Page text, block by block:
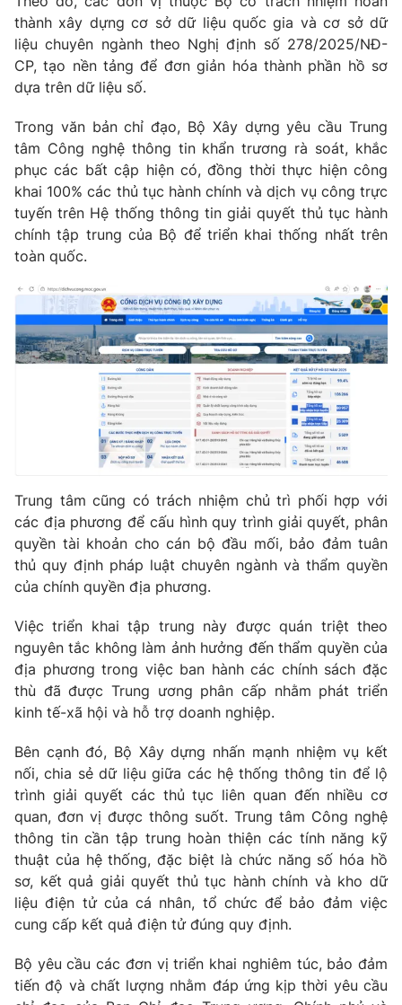
Hitech Công nghệ tương lai
Sản phẩm
Thị trường
Tư vấn
Giao lưu trực tuyến
Lịch phát sóng
Chuyên mục khác
Emagazine Podcast
Photo Infographic
Video
VTV Money VTV Thể thao
VTV Sức khoẻ Bất động sản
Thị trường 24h Tấm lòng Việt
VTV4 Vươn mình bằng AI
VTV9 VTV8
Liên hệ tòa soạn English
THỜI BÁO VTV
Theo dõi báo trên
Cơ quan chủ quản: Đài Truyền hình Việt Nam
Cơ quan báo chí: Thời báo VTV
Giấy phép hoạt động báo in và báo điện tử số 483/GP-BTTTT
cấp ngày 29/12/2023
Tổng Biên tập: Vũ Thanh Thủy
Nguyễn Trọng Ninh
Tổng đài VTV:024.38 355 931 - 024.38 355 932
thành xây dựng cơ sở dữ liệu quốc gia và cơ sở dữ
liệu chuyên ngành theo Nghị định số 278/2025/NĐ-
CP, tạo nền tảng để đơn giản hóa thành phần hồ sơ
dựa trên dữ liệu số.
Trong văn bản chỉ đạo, Bộ Xây dựng yêu cầu Trung
tâm Công nghệ thông tin khẩn trương rà soát, khắc
phục các bất cập hiện có, đồng thời thực hiện công
khai 100% các thủ tục hành chính và dịch vụ công trực
tuyến trên Hệ thống thông tin giải quyết thủ tục hành
chính tập trung của Bộ để triển khai thống nhất trên
toàn quốc.
Trung tâm cũng có trách nhiệm chủ trì phối hợp với
các địa phương để cấu hình quy trình giải quyết, phân
quyền tài khoản cho cán bộ đầu mối, bảo đảm tuân
thủ quy định pháp luật chuyên ngành và thẩm quyền
của chính quyền địa phương.
Việc triển khai tập trung này được quán triệt theo
nguyên tắc không làm ảnh hưởng đến thẩm quyền của
địa phương trong việc ban hành các chính sách đặc
thù đã được Trung ương phân cấp nhằm phát triển
kinh tế-xã hội và hỗ trợ doanh nghiệp.
Bên cạnh đó, Bộ Xây dựng nhấn mạnh nhiệm vụ kết
nối, chia sẻ dữ liệu giữa các hệ thống thông tin để lộ
trình giải quyết các thủ tục liên quan đến nhiều cơ
quan, đơn vị được thông suốt. Trung tâm Công nghệ
thông tin cần tập trung hoàn thiện các tính năng kỹ
thuật của hệ thống, đặc biệt là chức năng số hóa hồ
sơ, kết quả giải quyết thủ tục hành chính và kho dữ
liệu điện tử của cá nhân, tổ chức để bảo đảm việc
cung cấp kết quả điện tử đúng quy định.
Bộ yêu cầu các đơn vị triển khai nghiêm túc, bảo đảm
tiến độ và chất lượng nhằm đáp ứng kịp thời yêu cầu